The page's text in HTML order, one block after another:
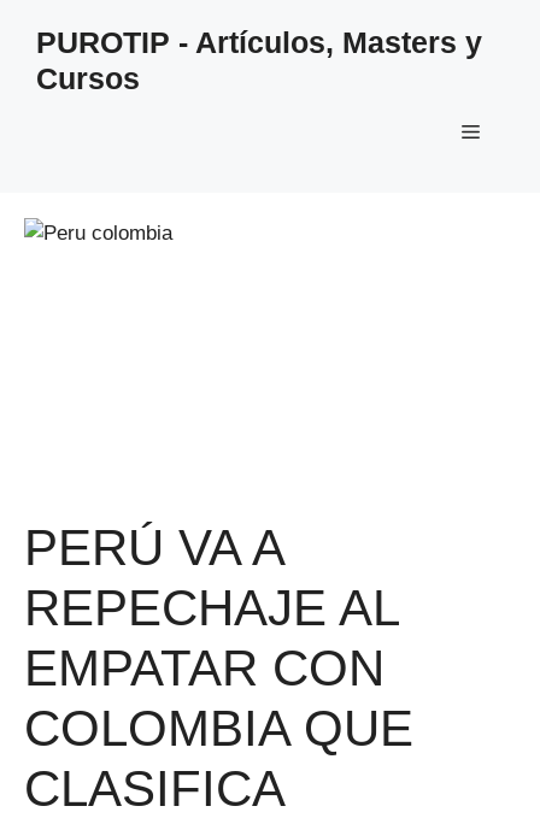
contenido
PUROTIP - Artículos, Masters y
Cursos
Menú
PERÚ VA A
REPECHAJE AL
EMPATAR CON
COLOMBIA QUE
CLASIFICA